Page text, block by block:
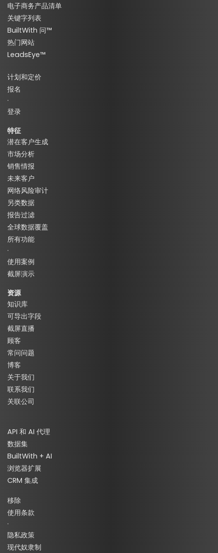
电子商务产品清单
关键字列表
BuiltWith 问™
热门网站
LeadsEye™
计划和定价
报名
·
登录
特征
潜在客户生成
市场分析
销售情报
未来客户
网络风险审计
另类数据
报告过滤
全球数据覆盖
所有功能
·
使用案例
截屏演示
资源
知识库
可导出字段
截屏直播
顾客
常问问题
博客
关于我们
联系我们
关联公司
API 和 AI 代理
数据集
BuiltWith + AI
浏览器扩展
CRM 集成
移除
使用条款
·
隐私政策
现代奴隶制